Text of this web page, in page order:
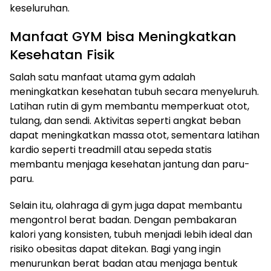
keseluruhan.
Manfaat GYM bisa Meningkatkan
Kesehatan Fisik
Salah satu manfaat utama gym adalah
meningkatkan kesehatan tubuh secara menyeluruh.
Latihan rutin di gym membantu memperkuat otot,
tulang, dan sendi. Aktivitas seperti angkat beban
dapat meningkatkan massa otot, sementara latihan
kardio seperti treadmill atau sepeda statis
membantu menjaga kesehatan jantung dan paru-
paru.
Selain itu, olahraga di gym juga dapat membantu
mengontrol berat badan. Dengan pembakaran
kalori yang konsisten, tubuh menjadi lebih ideal dan
risiko obesitas dapat ditekan. Bagi yang ingin
menurunkan berat badan atau menjaga bentuk